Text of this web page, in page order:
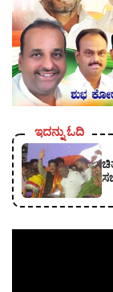
ಇದನ್ನು ಓದಿ